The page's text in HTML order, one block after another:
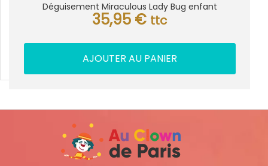
Déguisement Miraculous Lady Bug enfant
35,95 € ttc
AJOUTER AU PANIER